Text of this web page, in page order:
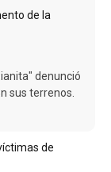
denunció
sus terrenos.
de